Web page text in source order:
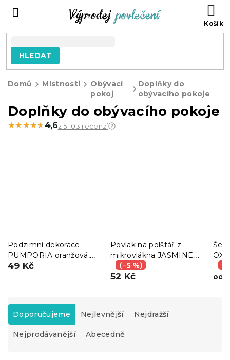
HLEDAT
Domů Místnosti
Obývací
pokoj
Doplňky do
obývacího pokoje
Doplňky do obývacího pokoje
★★★★★
★★★★★ 4,6z 5 103 recenzí
Podzimní dekorace
PUMPORIA oranžová,
sada 6 ks
49 Kč
Povlak na polštář z
mikrovlákna JASMINE
45x45 cm, mentolový
(–5 %)
52 Kč od
Ř
z
e
Doporučujeme Nejlevnější Nejdražší
Nejprodávanější Abecedně